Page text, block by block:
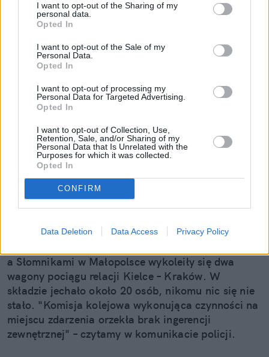
I want to opt-out of the Sharing of my
personal data.
Opted In
I want to opt-out of the Sale of my
Personal Data.
Opted In
I want to opt-out of processing my
Personal Data for Targeted Advertising.
Opted In
I want to opt-out of Collection, Use,
Retention, Sale, and/or Sharing of my
Personal Data that Is Unrelated with the
Purposes for which it was collected.
Opted In
CONFIRM
Data Deletion Data Access Privacy Policy
Wykolejenie pociągu w Małopolsce.
Służby szybko wskazały przyczynę
zdarzenia
a Słomnikami w Małopolsce wykoleiły się dwa
wagony pociągu relacji Kielce – Kraków. W
składzie jechało około 20 osób, nikomu nic się nie
stało. "Komisja kolejowa wykonująca czynności na
miejscu zdarzenia orzekła brak ingerencji
zewnętrznej" – czytamy w komunikacie policji.